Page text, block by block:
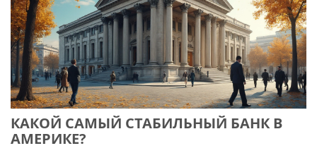
КАКОЙ САМЫЙ СТАБИЛЬНЫЙ БАНК В
АМЕРИКЕ?